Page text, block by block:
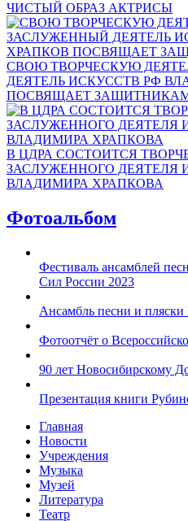
ЧИСТЫЙ ОБРАЗ АКТРИСЫ
СВОЮ ТВОРЧЕСКУЮ
ДЕЯТЕЛЬ ИСКУССТВ РФ
ПОСВЯЩАЕТ ЗАЩИТНИКАМ
В ЦДРА СОСТОИТСЯ
ЗАСЛУЖЕННОГО ДЕЯТЕЛЯ
ВЛАДИМИРА ХРАПКОВА
Фотоальбом
Фестиваль ансамблей
Сил России 2023
Ансамбль песни и
Фотоотчёт о
90 лет Новосибирскому
Презентация книги
Главная
Новости
Учреждения
Музыка
Музей
Литература
Театр